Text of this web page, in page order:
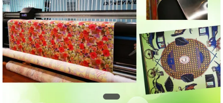
COMPANY
NEWS
PLAN
DU